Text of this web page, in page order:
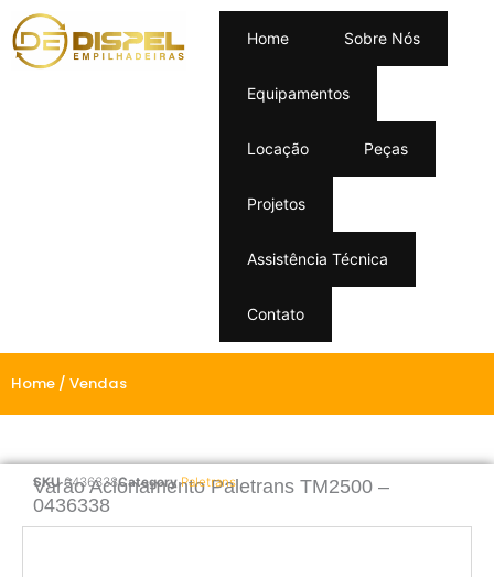
Home Sobre Nós
Equipamentos
Locação Peças
Projetos
Assistência Técnica
Contato
Home / Vendas
Varão Acionamento Paletrans TM2500 –
0436338
SKU0436338Category Paletrans